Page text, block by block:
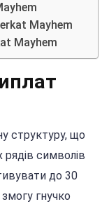
Mayhem
Mayhem
структуру, що
рядів символів
до 30
гнучко